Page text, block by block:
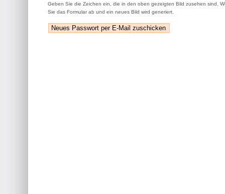
Geben Sie die Zeichen ein, die in den oben gezeigten Bild zusehen sind.
Sie das Formular ab und ein neues Bild wird generiert.